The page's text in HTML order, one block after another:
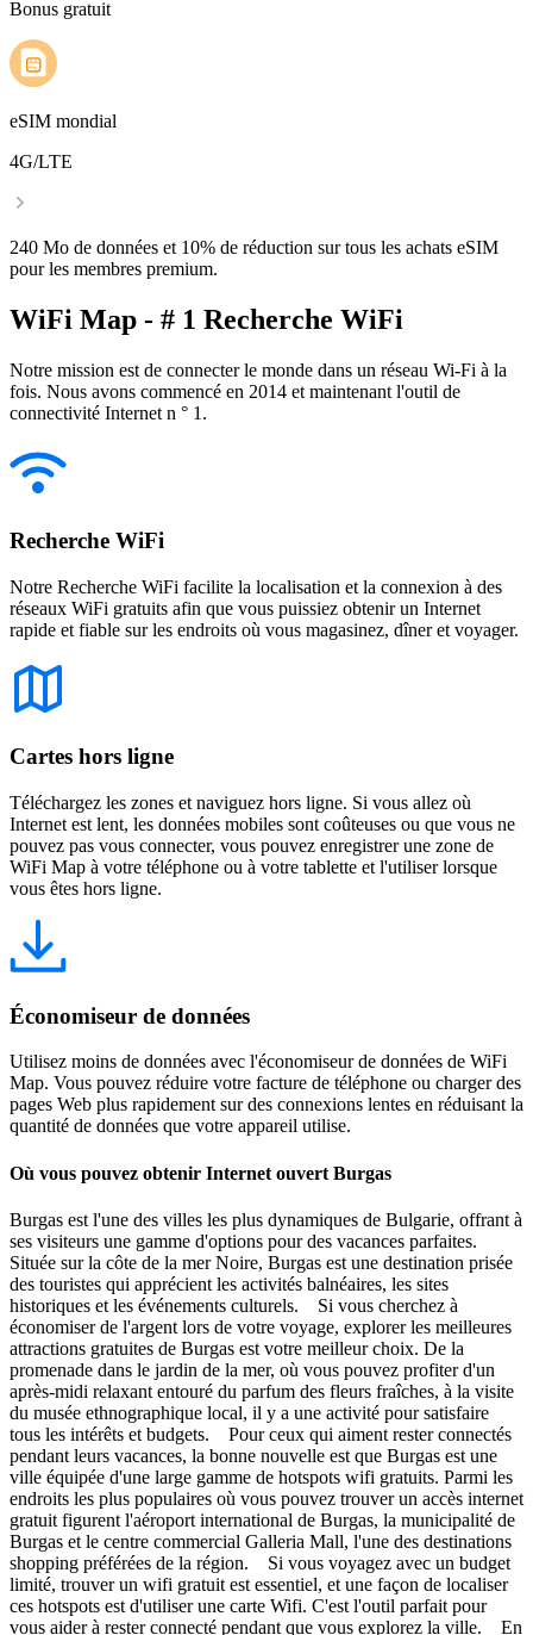
Bonus gratuit
eSIM mondial
4G/LTE
240 Mo de données et 10% de réduction sur tous les achats eSIM
pour les membres premium.
WiFi Map - # 1 Recherche WiFi
Notre mission est de connecter le monde dans un réseau Wi-Fi à la
fois. Nous avons commencé en 2014 et maintenant l'outil de
connectivité Internet n ° 1.
Recherche WiFi
Notre Recherche WiFi facilite la localisation et la connexion à des
réseaux WiFi gratuits afin que vous puissiez obtenir un Internet
rapide et fiable sur les endroits où vous magasinez, dîner et voyager.
Cartes hors ligne
Téléchargez les zones et naviguez hors ligne. Si vous allez où
Internet est lent, les données mobiles sont coûteuses ou que vous ne
pouvez pas vous connecter, vous pouvez enregistrer une zone de
WiFi Map à votre téléphone ou à votre tablette et l'utiliser lorsque
vous êtes hors ligne.
Économiseur de données
Utilisez moins de données avec l'économiseur de données de WiFi
Map. Vous pouvez réduire votre facture de téléphone ou charger des
pages Web plus rapidement sur des connexions lentes en réduisant la
quantité de données que votre appareil utilise.
Où vous pouvez obtenir Internet ouvert Burgas
Burgas est l'une des villes les plus dynamiques de Bulgarie, offrant à
ses visiteurs une gamme d'options pour des vacances parfaites.
Située sur la côte de la mer Noire, Burgas est une destination prisée
des touristes qui apprécient les activités balnéaires, les sites
historiques et les événements culturels. Si vous cherchez à
économiser de l'argent lors de votre voyage, explorer les meilleures
attractions gratuites de Burgas est votre meilleur choix. De la
promenade dans le jardin de la mer, où vous pouvez profiter d'un
après-midi relaxant entouré du parfum des fleurs fraîches, à la visite
du musée ethnographique local, il y a une activité pour satisfaire
tous les intérêts et budgets. Pour ceux qui aiment rester connectés
pendant leurs vacances, la bonne nouvelle est que Burgas est une
ville équipée d'une large gamme de hotspots wifi gratuits. Parmi les
endroits les plus populaires où vous pouvez trouver un accès internet
gratuit figurent l'aéroport international de Burgas, la municipalité de
Burgas et le centre commercial Galleria Mall, l'une des destinations
shopping préférées de la région. Si vous voyagez avec un budget
limité, trouver un wifi gratuit est essentiel, et une façon de localiser
ces hotspots est d'utiliser une carte Wifi. C'est l'outil parfait pour
vous aider à rester connecté pendant que vous explorez la ville. En